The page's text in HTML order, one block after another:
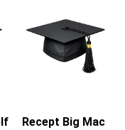
Recept Big Mac